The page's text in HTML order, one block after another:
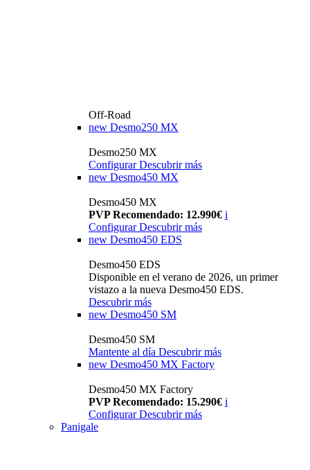
Off-Road
new Desmo250 MX
Desmo250 MX
Configurar Descubrir más
new Desmo450 MX
Desmo450 MX
PVP Recomendado: 12.990€ i
Configurar Descubrir más
new Desmo450 EDS
Desmo450 EDS
Disponible en el verano de 2026, un primer
vistazo a la nueva Desmo450 EDS.
Descubrir más
new Desmo450 SM
Desmo450 SM
Mantente al día Descubrir más
new Desmo450 MX Factory
Desmo450 MX Factory
PVP Recomendado: 15.290€ i
Configurar Descubrir más
Panigale